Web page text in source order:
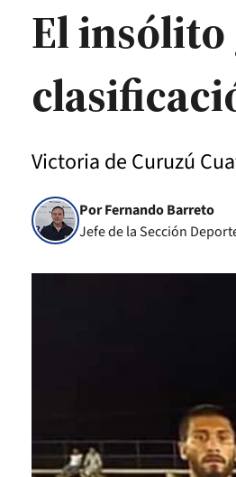
El insólito
Victoria de Curuzú
Por Fernando Barreto
Jefe de la Sección